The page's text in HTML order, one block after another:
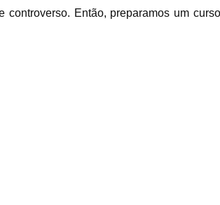
Então, preparamos um